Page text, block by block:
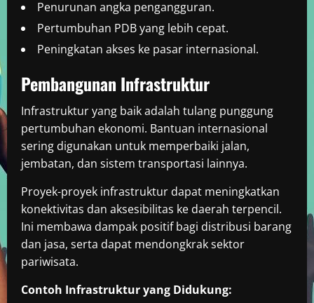
Penurunan angka pengangguran.
Pertumbuhan PDB yang lebih cepat.
Peningkatan akses ke pasar internasional.
Pembangunan Infrastruktur
Infrastruktur yang baik adalah tulang punggung
pertumbuhan ekonomi. Bantuan internasional
sering digunakan untuk memperbaiki jalan,
jembatan, dan sistem transportasi lainnya.
Proyek-proyek infrastruktur dapat meningkatkan
konektivitas dan aksesibilitas ke daerah terpencil.
Ini membawa dampak positif bagi distribusi barang
dan jasa, serta dapat mendongkrak sektor
pariwisata.
Contoh Infrastruktur yang Didukung: